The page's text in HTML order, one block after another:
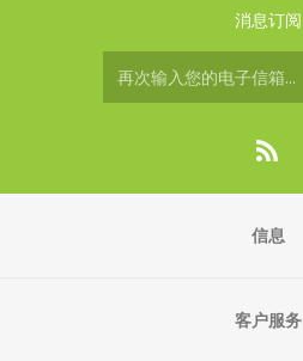
消息订阅
信息
客户服务